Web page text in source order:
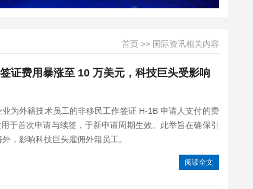
首页 >> 国际资讯相关内容
证费用暴涨至 10 万美元，科技巨头受影响
为外籍技术员工的非移民工作签证 H-1B 申请人支付的费
于首次申请与续签，于新申请周期生效。此举旨在确保引
，影响科技巨头雇佣外籍员工。
阅读全文